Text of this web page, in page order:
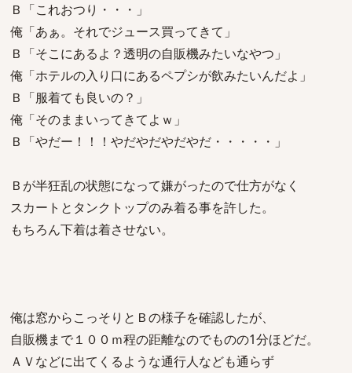
Ｂ「これおつり・・・」
俺「あぁ。それでジュース買ってきて」
Ｂ「そこにあるよ？透明の自販機みたいなやつ」
俺「ホテルの入り口にあるペプシが飲みたいんだよ」
Ｂ「服着ても良いの？」
俺「そのままいってきてよｗ」
Ｂ「やだー！！！やだやだやだやだ・・・・・」
Ｂが半狂乱の状態になって嫌がったので仕方がなく
スカートとタンクトップのみ着る事を許した。
もちろん下着は着させない。
俺は窓からこっそりとＢの様子を確認したが、
自販機まで１００ｍ程の距離なのでものの1分ほどだ。
ＡＶなどに出てくるような通行人なども通らず